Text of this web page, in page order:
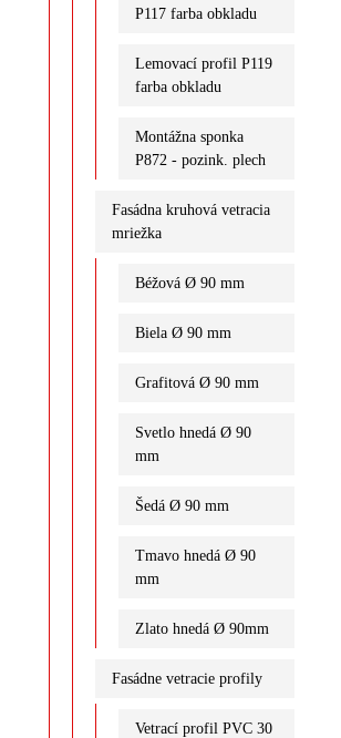
P117 farba obkladu
Lemovací profil P119
farba obkladu
Montážna sponka
P872 - pozink. plech
Fasádna kruhová vetracia
mriežka
Béžová Ø 90 mm
Biela Ø 90 mm
Grafitová Ø 90 mm
Svetlo hnedá Ø 90
mm
Šedá Ø 90 mm
Tmavo hnedá Ø 90
mm
Zlato hnedá Ø 90mm
Fasádne vetracie profily
Vetrací profil PVC 30